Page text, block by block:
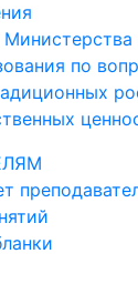
Министерства
по